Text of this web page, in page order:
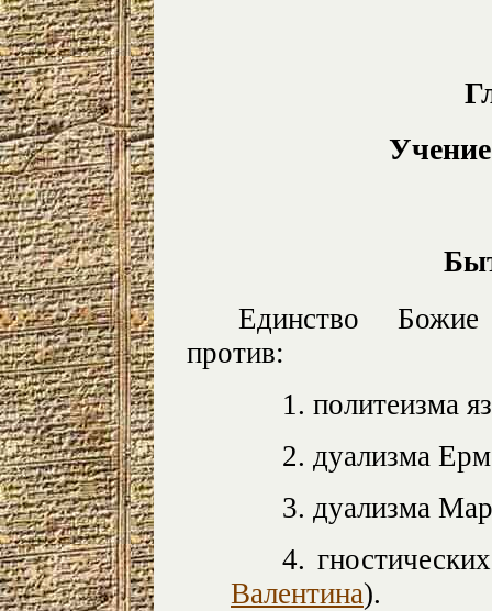
Единство Божие
против:
1. политеизма
2. дуализма
3. дуализма
4.
Валентина).